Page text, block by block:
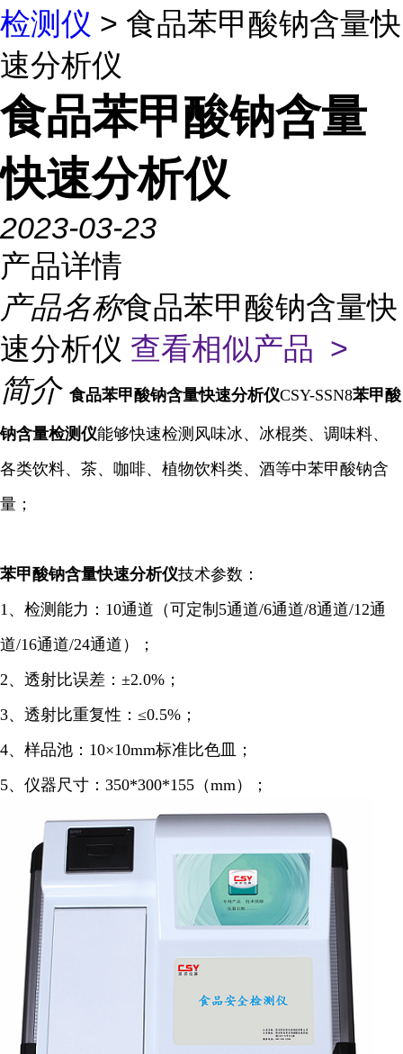
检测仪 > 食品苯甲酸钠含量快
速分析仪
食品苯甲酸钠含量
快速分析仪
2023-03-23
产品详情
产品名称食品苯甲酸钠含量快
速分析仪 查看相似产品 >
简介 食品苯甲酸钠含量快速分析仪CSY-SSN8苯甲酸
钠含量检测仪能够快速检测风味冰、冰棍类、调味料、
各类饮料、茶、咖啡、植物饮料类、酒等中苯甲酸钠含
量；
苯甲酸钠含量快速分析仪技术参数：
1、检测能力：10通道（可定制5通道/6通道/8通道/12通
道/16通道/24通道）；
2、 透射比误差：±2.0%；
3、透射比重复性：≤0.5%；
4、 样品池：10×10mm标准比色皿；
5、仪器尺寸：350*300*155（mm）；